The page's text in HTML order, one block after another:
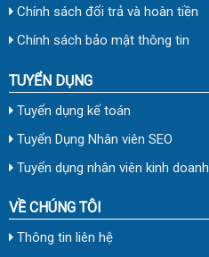
Chính sách đổi trả và hoàn tiền
Chính sách bảo mật thông tin
TUYỂN DỤNG
Tuyển dụng kế toán
Tuyển Dụng Nhân viên SEO
Tuyển dụng nhân viên kinh doanh
VỀ CHÚNG TÔI
Thông tin liên hệ